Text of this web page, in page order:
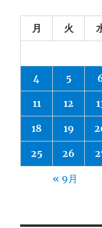
月 火
4 5
11 12
18 19
25 26
« 9月